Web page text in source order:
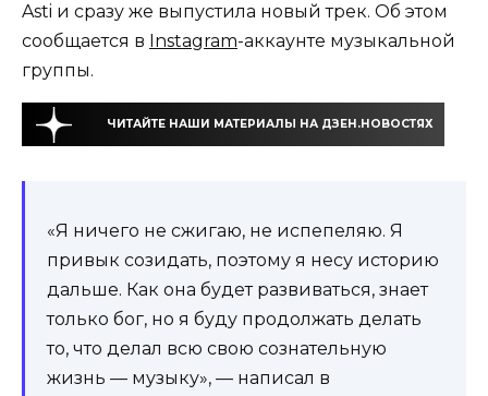
Asti и сразу же выпустила новый трек. Об этом
сообщается в Instagram-аккаунте музыкальной
группы.
ЧИТАЙТЕ НАШИ МАТЕРИАЛЫ НА ДЗЕН.НОВОСТЯХ
«Я ничего не сжигаю, не испепеляю. Я
привык созидать, поэтому я несу историю
дальше. Как она будет развиваться, знает
только бог, но я буду продолжать делать
то, что делал всю свою сознательную
жизнь — музыку», — написал в